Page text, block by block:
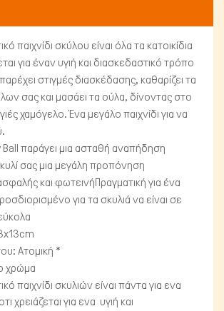
παιχνίδι σκύλου είναι όλα τα κατοικίδια
για έναν υγιή και διασκεδαστικό τρόπο
στιγμές διασκέδασης, καθαρίζει τα
σας και μασάει τα ούλα, δίνοντας στο
χαμόγελο. Ένα μεγάλο παιχνίδι για να
παράγει μια ασταθή αναπήδηση
σας μια μεγάλη προπόνηση
και φωτεινήΠραγματική για ένα
για τα σκυλιά να είναι σε
Ατομική *
χρώμα
παιχνίδι σκυλιών είναι πάντα για ενα
χρειάζεται για ενα υγιή και